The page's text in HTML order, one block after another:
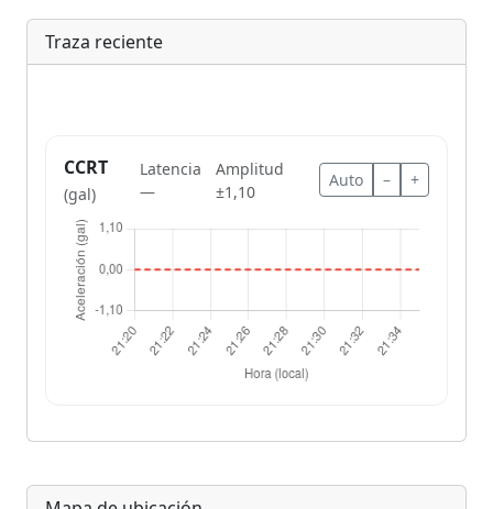
Traza reciente
CCRT
(gal)
Latencia
—
Amplitud
±1,10
Auto – +